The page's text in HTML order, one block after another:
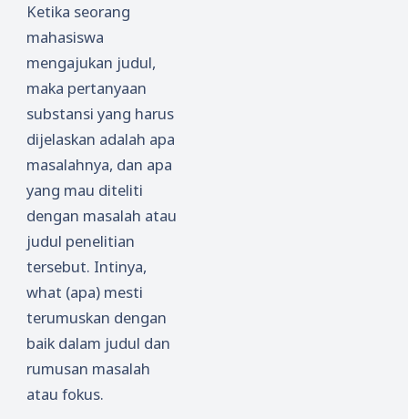
Ketika seorang
mahasiswa
mengajukan judul,
maka pertanyaan
substansi yang harus
dijelaskan adalah apa
masalahnya, dan apa
yang mau diteliti
dengan masalah atau
judul penelitian
tersebut. Intinya,
what (apa) mesti
terumuskan dengan
baik dalam judul dan
rumusan masalah
atau fokus.